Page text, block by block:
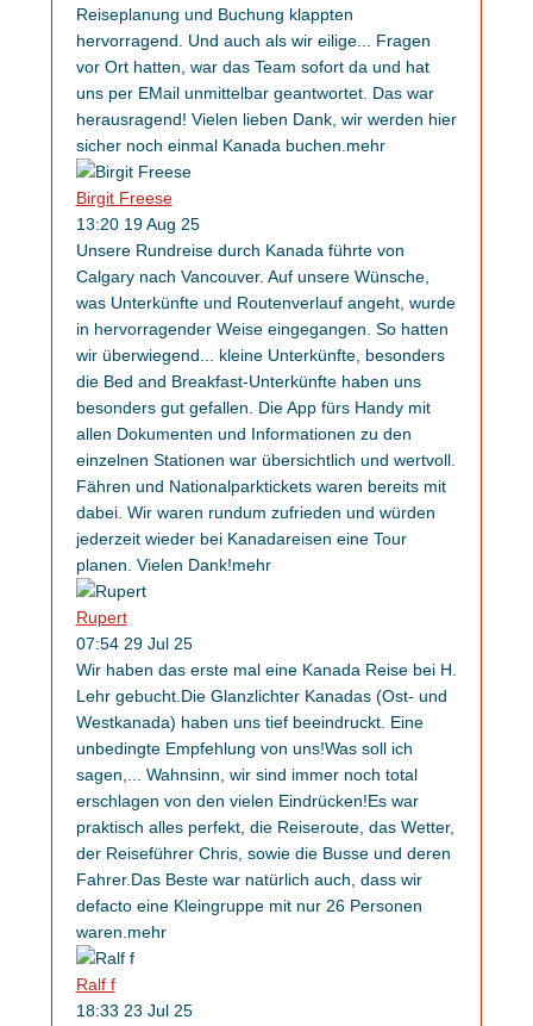
Reiseplanung und Buchung klappten
hervorragend. Und auch als wir eilige... Fragen
vor Ort hatten, war das Team sofort da und hat
uns per EMail unmittelbar geantwortet. Das war
herausragend! Vielen lieben Dank, wir werden hier
sicher noch einmal Kanada buchen.mehr
Birgit Freese
13:20 19 Aug 25
Unsere Rundreise durch Kanada führte von
Calgary nach Vancouver. Auf unsere Wünsche,
was Unterkünfte und Routenverlauf angeht, wurde
in hervorragender Weise eingegangen. So hatten
wir überwiegend... kleine Unterkünfte, besonders
die Bed and Breakfast-Unterkünfte haben uns
besonders gut gefallen. Die App fürs Handy mit
allen Dokumenten und Informationen zu den
einzelnen Stationen war übersichtlich und wertvoll.
Fähren und Nationalparktickets waren bereits mit
dabei. Wir waren rundum zufrieden und würden
jederzeit wieder bei Kanadareisen eine Tour
planen. Vielen Dank!mehr
Rupert
07:54 29 Jul 25
Wir haben das erste mal eine Kanada Reise bei H.
Lehr gebucht.Die Glanzlichter Kanadas (Ost- und
Westkanada) haben uns tief beeindruckt. Eine
unbedingte Empfehlung von uns!Was soll ich
sagen,... Wahnsinn, wir sind immer noch total
erschlagen von den vielen Eindrücken!Es war
praktisch alles perfekt, die Reiseroute, das Wetter,
der Reiseführer Chris, sowie die Busse und deren
Fahrer.Das Beste war natürlich auch, dass wir
defacto eine Kleingruppe mit nur 26 Personen
waren.mehr
Ralf f
18:33 23 Jul 25